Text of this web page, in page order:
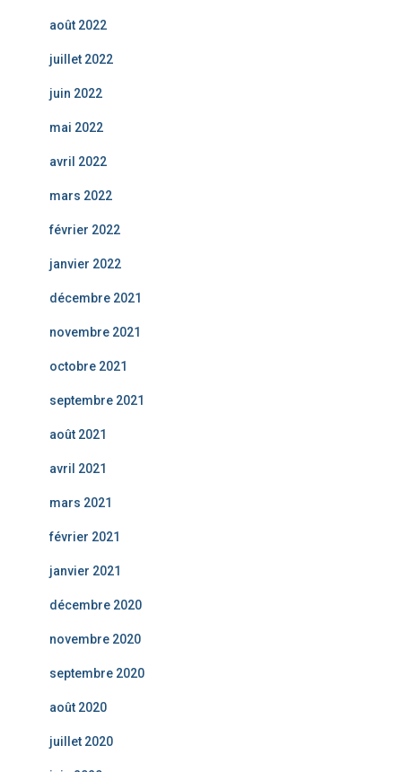
août 2022
juillet 2022
juin 2022
mai 2022
avril 2022
mars 2022
février 2022
janvier 2022
décembre 2021
novembre 2021
octobre 2021
septembre 2021
août 2021
avril 2021
mars 2021
février 2021
janvier 2021
décembre 2020
novembre 2020
septembre 2020
août 2020
juillet 2020